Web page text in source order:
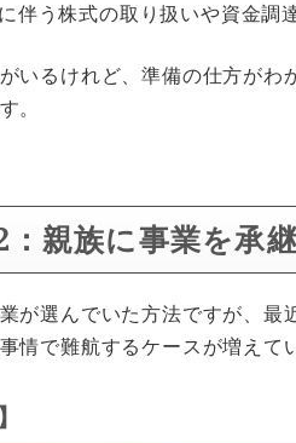
伴う株式の取り扱いや資金調
がいるけれど、準備の仕方が
。
親族に事業を承
が選んでいた方法ですが、
情で難航するケースが増えて